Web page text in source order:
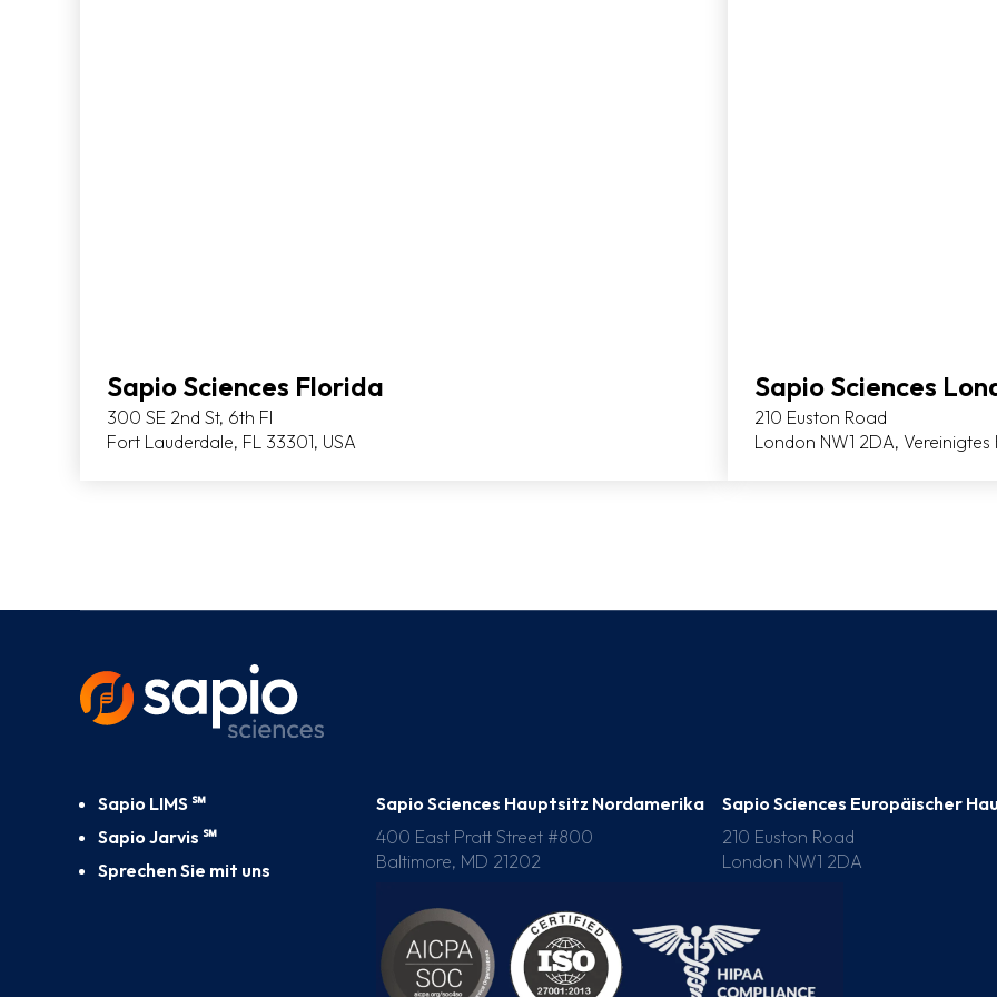
Sapio Sciences Florida
300 SE 2nd St, 6th Fl
Fort Lauderdale, FL 33301, USA
Sapio Sciences
210 Euston Road
London NW1 2DA, Vereinigtes
Sapio LIMS ℠
Sapio Jarvis ℠
Sprechen Sie mit uns
Sapio Sciences Hauptsitz Nordamerika
400 East Pratt Street #800
Baltimore, MD 21202
Sapio Sciences Europäischer
210 Euston Road
London NW1 2DA